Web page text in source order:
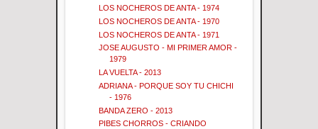
LOS NOCHEROS DE ANTA - 1974
LOS NOCHEROS DE ANTA - 1970
LOS NOCHEROS DE ANTA - 1971
JOSE AUGUSTO - MI PRIMER AMOR -
1979
LA VUELTA - 2013
ADRIANA - PORQUE SOY TU CHICHI
- 1976
BANDA ZERO - 2013
PIBES CHORROS - CRIANDO